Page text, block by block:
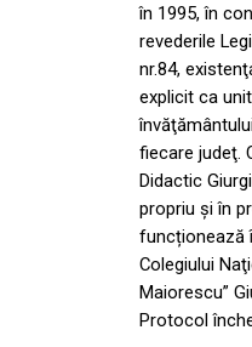
în 1995, în
revederile
nr.84,
explicit ca
fiecare judeţ.
Didactic
propriu şi în
funcționează
Colegiului
Maiorescu”
Protocol